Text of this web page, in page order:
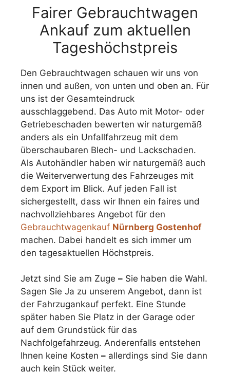
Fairer Gebrauchtwagen
Ankauf zum aktuellen
Tageshöchstpreis
Den Gebrauchtwagen schauen wir uns von
innen und außen, von unten und oben an. Für
uns ist der Gesamteindruck
ausschlaggebend. Das Auto mit Motor- oder
Getriebeschaden bewerten wir naturgemäß
anders als ein Unfallfahrzeug mit dem
überschaubaren Blech- und Lackschaden.
Als Autohändler haben wir naturgemäß auch
die Weiterverwertung des Fahrzeuges mit
dem Export im Blick. Auf jeden Fall ist
sichergestellt, dass wir Ihnen ein faires und
nachvollziehbares Angebot für den
Gebrauchtwagenkauf Nürnberg Gostenhof
machen. Dabei handelt es sich immer um
den tagesaktuellen Höchstpreis.
Jetzt sind Sie am Zuge – Sie haben die Wahl.
Sagen Sie Ja zu unserem Angebot, dann ist
der Fahrzugankauf perfekt. Eine Stunde
später haben Sie Platz in der Garage oder
auf dem Grundstück für das
Nachfolgefahrzeug. Anderenfalls entstehen
Ihnen keine Kosten – allerdings sind Sie dann
auch kein Stück weiter.